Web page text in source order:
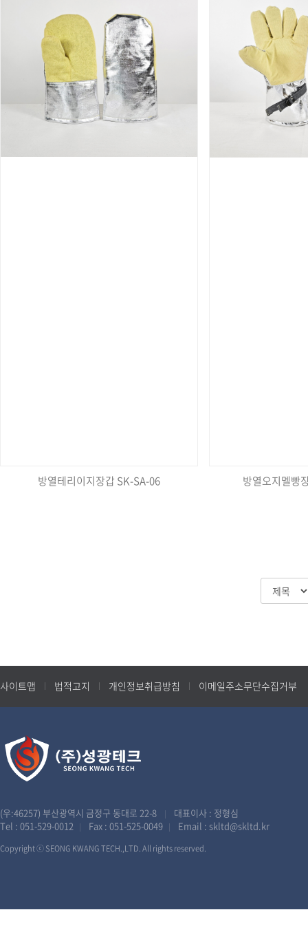
방열테리이지장갑 SK-SA-06 방열오지멜빵
사이트맵 법적고지 개인정보취급방침 이메일주소무단수집거부
(우:46257) 부산광역시 금정구 동대로 22-8 |
대표이사 : 정형심
Tel : 051-529-0012 | Fax : 051-525-0049 | Email : skltd@skltd.kr
Copyright ⓒ SEONG KWANG TECH.,LTD. All rights reserved.